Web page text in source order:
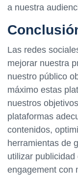
a nuestra
Las redes
mejorar nuestra
nuestro público
máximo estas
nuestros
plataformas
contenidos,
herramientas de
utilizar
engagement con